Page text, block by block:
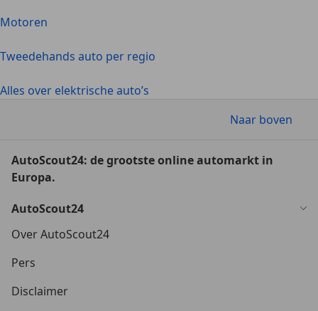
Motoren
Tweedehands auto per regio
Alles over elektrische auto’s
Naar boven
AutoScout24: de grootste online automarkt in
Europa.
AutoScout24
Over AutoScout24
Pers
Disclaimer